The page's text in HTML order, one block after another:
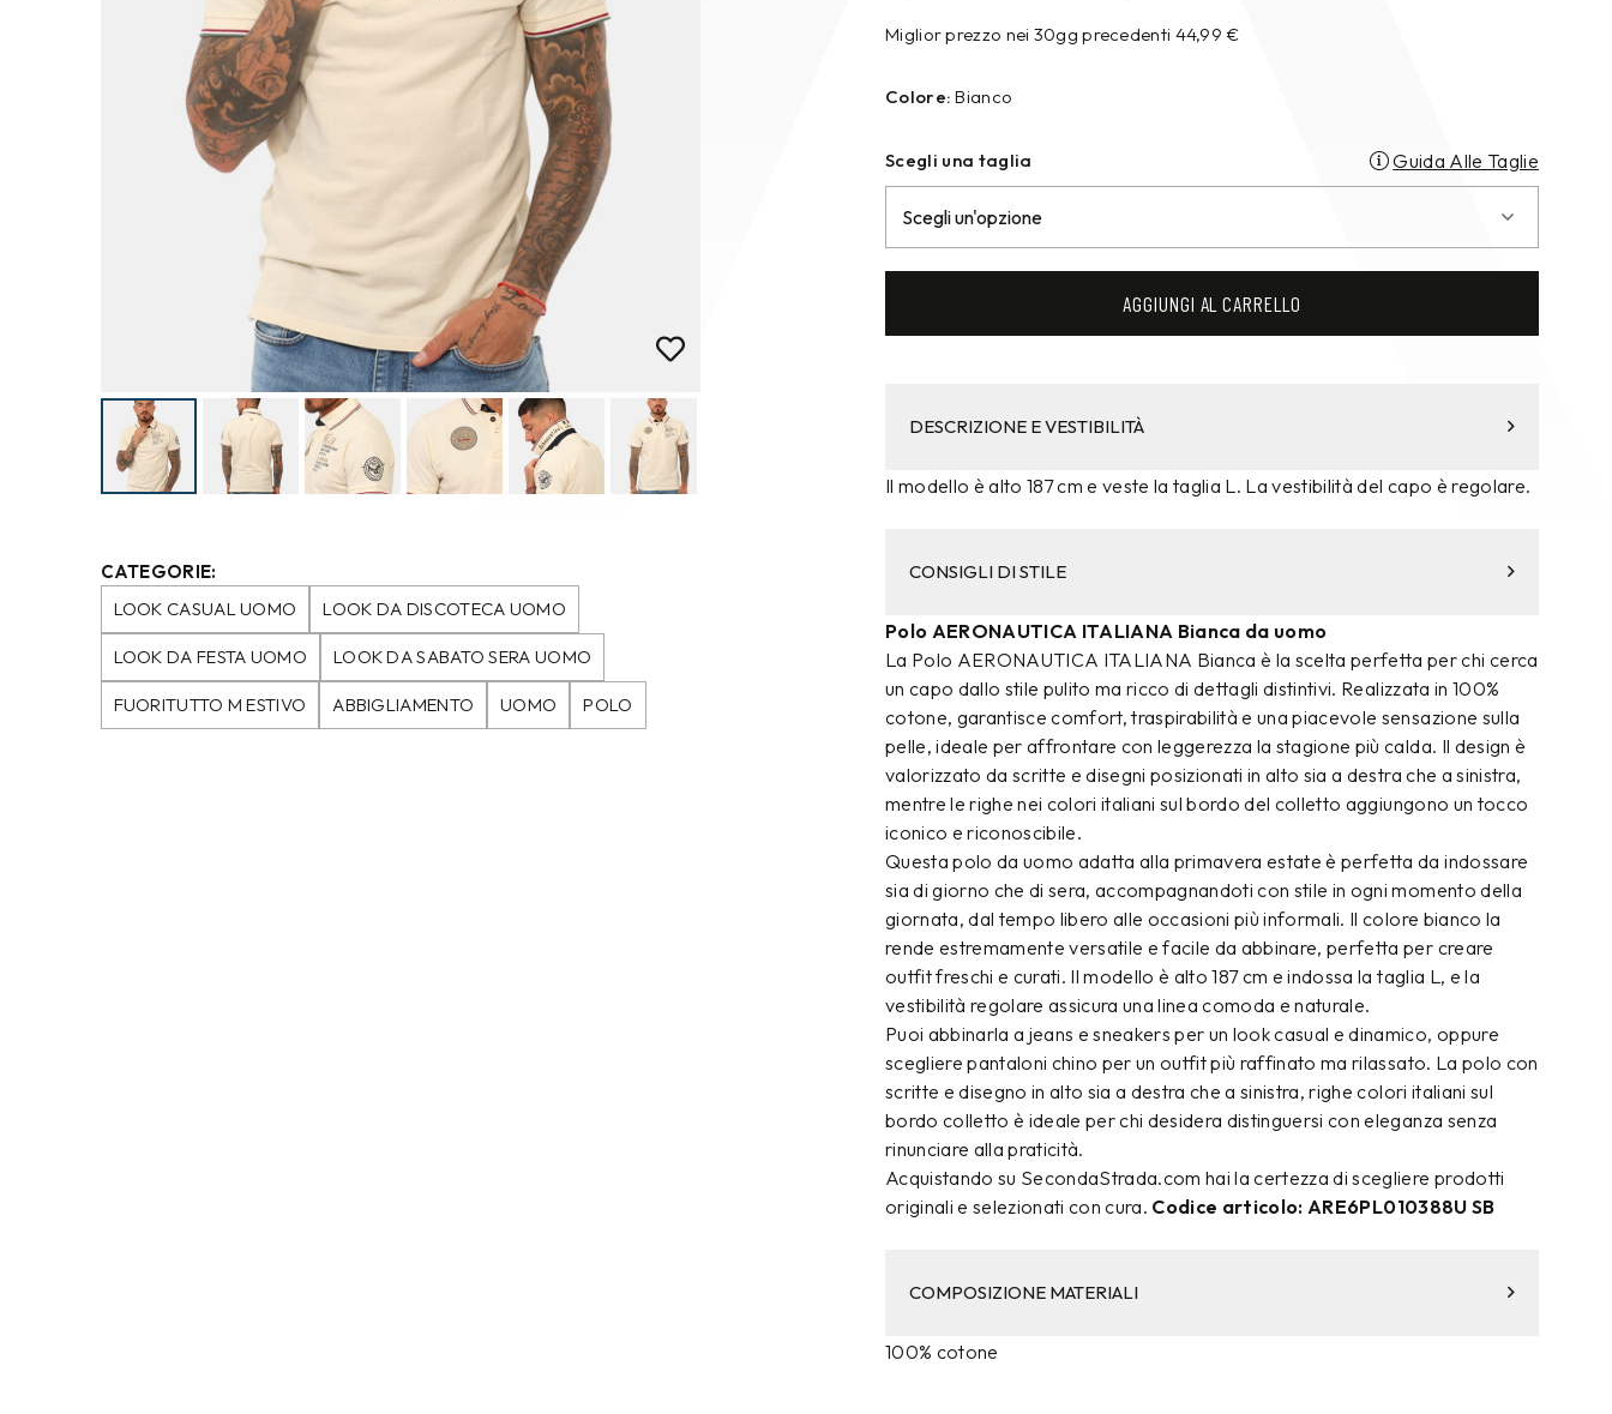
CATEGORIE:
LOOK CASUAL UOMO
LOOK DA DISCOTECA UOMO
LOOK DA FESTA UOMO LOOK DA SABATO SERA UOMO
FUORITUTTO M ESTIVO ABBIGLIAMENTO UOMO POLO
Miglior prezzo nei 30gg precedenti 44,99€
Colore: Bianco
Scegli una taglia Guida Alle Taglie
AGGIUNGI AL CARRELLO
DESCRIZIONE E VESTIBILITÀ
Il modello è alto 187 cm e veste la taglia L. La vestibilità del capo è regolare.
CONSIGLI DI STILE
Polo AERONAUTICA ITALIANA Bianca da uomo
La Polo AERONAUTICA ITALIANA Bianca è la scelta perfetta per chi cerca
un capo dallo stile pulito ma ricco di dettagli distintivi. Realizzata in 100%
cotone, garantisce comfort, traspirabilità e una piacevole sensazione sulla
pelle, ideale per affrontare con leggerezza la stagione più calda. Il design è
valorizzato da scritte e disegni posizionati in alto sia a destra che a sinistra,
mentre le righe nei colori italiani sul bordo del colletto aggiungono un tocco
iconico e riconoscibile.
Questa polo da uomo adatta alla primavera estate è perfetta da indossare
sia di giorno che di sera, accompagnandoti con stile in ogni momento della
giornata, dal tempo libero alle occasioni più informali. Il colore bianco la
rende estremamente versatile e facile da abbinare, perfetta per creare
outfit freschi e curati. Il modello è alto 187 cm e indossa la taglia L, e la
vestibilità regolare assicura una linea comoda e naturale.
Puoi abbinarla a jeans e sneakers per un look casual e dinamico, oppure
scegliere pantaloni chino per un outfit più raffinato ma rilassato. La polo con
scritte e disegno in alto sia a destra che a sinistra, righe colori italiani sul
bordo colletto è ideale per chi desidera distinguersi con eleganza senza
rinunciare alla praticità.
Acquistando su SecondaStrada.com hai la certezza di scegliere prodotti
originali e selezionati con cura. Codice articolo: ARE6PL010388U SB
COMPOSIZIONE MATERIALI
100% cotone